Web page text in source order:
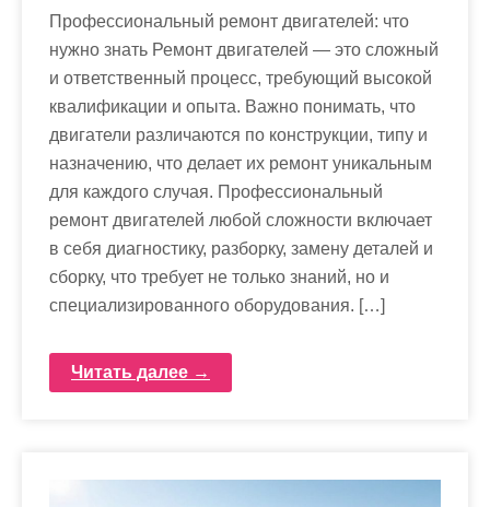
Профессиональный ремонт двигателей: что
нужно знать Ремонт двигателей — это сложный
и ответственный процесс, требующий высокой
квалификации и опыта. Важно понимать, что
двигатели различаются по конструкции, типу и
назначению, что делает их ремонт уникальным
для каждого случая. Профессиональный
ремонт двигателей любой сложности включает
в себя диагностику, разборку, замену деталей и
сборку, что требует не только знаний, но и
специализированного оборудования. […]
Читать далее →